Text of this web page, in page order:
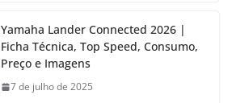
Yamaha Lander Connected 2026 |
Ficha Técnica, Top Speed, Consumo,
Preço e Imagens
7 de julho de 2025